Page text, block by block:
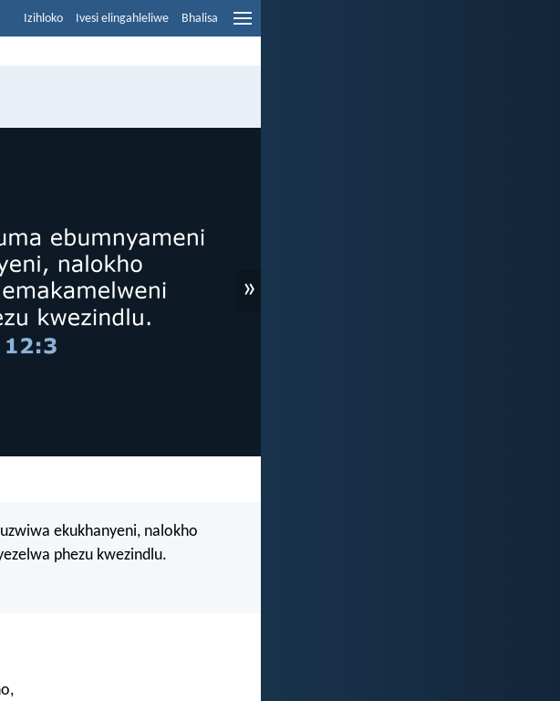
Izihloko Ivesi elingahleliwe Bhalisa
»
ekukhanyeni, nalokho
phezu kwezindlu.